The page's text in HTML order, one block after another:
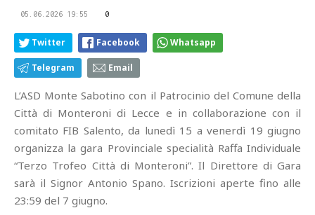
05.06.2026 19:55 0
Twitter Facebook Whatsapp
Telegram Email
L’ASD Monte Sabotino con il Patrocinio del Comune della
Città di Monteroni di Lecce e in collaborazione con il
comitato FIB Salento, da lunedì 15 a venerdì 19 giugno
organizza la gara Provinciale specialità Raffa Individuale
“Terzo Trofeo Città di Monteroni”. Il Direttore di Gara
sarà il Signor Antonio Spano. Iscrizioni aperte fino alle
23:59 del 7 giugno.